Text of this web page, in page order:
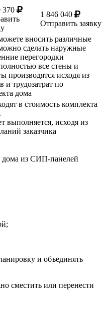
370
1 846 040
Отправить заявку
вносить различные
сделать наружные
перегородки
все стены и
производятся исходя из
и трудозатрат по
дома
в стоимость комплекта
выполняется, исходя из
заказчика
дома из СИП-панелей
и объединять
сместить или перенести